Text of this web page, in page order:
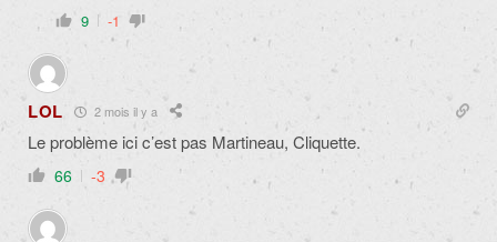
9 -1
LOL 2 mois il y a
Le problème ici c’est pas Martineau, Cliquette.
66 -3